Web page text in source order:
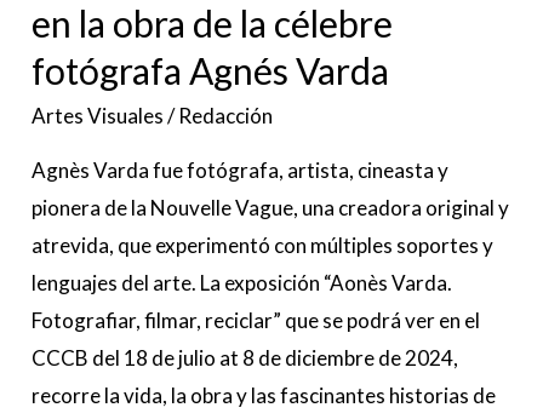
en la obra de la célebre
fotógrafa Agnés Varda
Artes Visuales/Redacción
Agnès Varda fue fotógrafa, artista, cineasta y
pionera de la Nouvelle Vague, una creadora original y
atrevida, que experimentó con múltiples soportes y
lenguajes del arte. La exposición “Aonès Varda.
Fotografiar, filmar, reciclar” que se podrá ver en el
CCCB del 18 de julio at 8 de diciembre de 2024,
recorre la vida, la obra y las fascinantes historias de
la
célebre
fotógrafa
Varda